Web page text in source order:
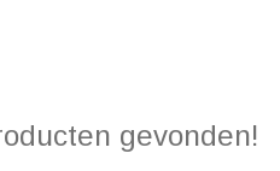
gevonden!